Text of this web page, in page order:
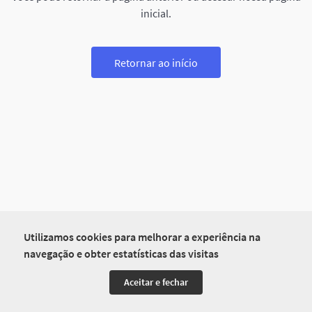
Utilizamos cookies para melhorar a experiência na
navegação e obter estatísticas das visitas
Aceitar e fechar
inicial.
Retornar ao início